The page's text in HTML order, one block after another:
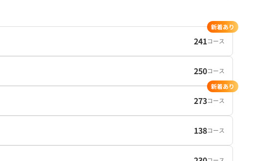
241コース
新着あり
250コース
273コース
新着あり
138コース